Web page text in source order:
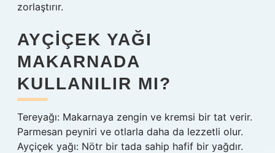
zorlaştırır.
AYÇIÇEK YAĞI
MAKARNADA
KULLANILIR MI?
Tereyağı: Makarnaya zengin ve kremsi bir tat verir.
Parmesan peyniri ve otlarla daha da lezzetli olur.
Ayçiçek yağı: Nötr bir tada sahip hafif bir yağdır.